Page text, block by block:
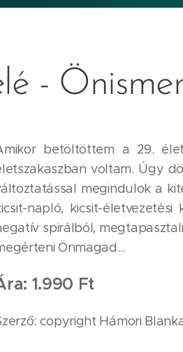
-
betöltöttem a 29.
voltam. Úgy
megindulok a
napló, kicsit-
spirálból,
Önmagad...
1.990 Ft
copyright Hámori